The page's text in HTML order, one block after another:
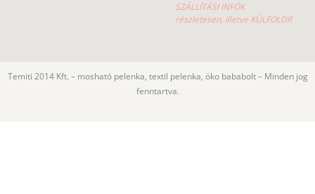
SZÁLLÍTÁSI INFÓK
részletesen, illetve KÜLFÖLDR
Temiti 2014 Kft. – mosható pelenka, textil pelenka, öko bababolt – Minden jog
fenntartva.